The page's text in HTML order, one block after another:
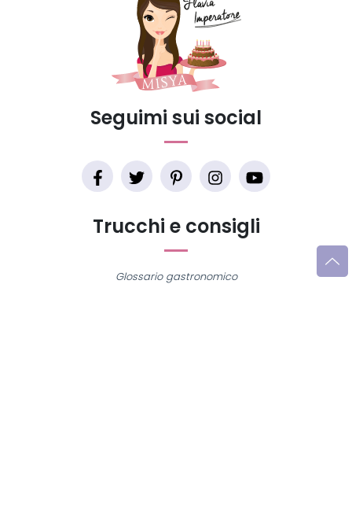
Trucchi e consigli
Glossario gastronomico
Seguimi sui social